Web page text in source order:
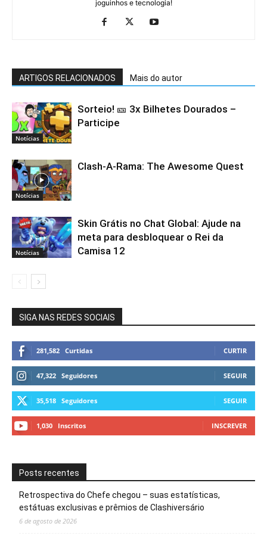
joguinhos e tecnologia!
ARTIGOS RELACIONADOS Mais do autor
Notícias
Sorteio! 🎫 3x Bilhetes Dourados –
Participe
Notícias
Clash-A-Rama: The Awesome Quest
Notícias
Skin Grátis no Chat Global: Ajude na
meta para desbloquear o Rei da
Camisa 12
SIGA NAS REDES SOCIAIS
281,582 Curtidas CURTIR
47,322 Seguidores SEGUIR
35,518 Seguidores SEGUIR
1,030 Inscritos INSCREVER
Posts recentes
Retrospectiva do Chefe chegou – suas estatísticas,
estátuas exclusivas e prêmios de Clashiversário
6 de agosto de 2026